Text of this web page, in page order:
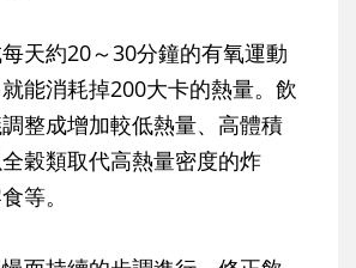
天約20～30分鐘的有氧運動
能消耗掉200大卡的熱量。飲
整成增加較低熱量、高體積
穀類取代高熱量密度的炸
等。